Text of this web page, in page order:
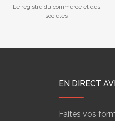
Le registre du commerce et des
sociétés
EN DIRECT
Faites vos